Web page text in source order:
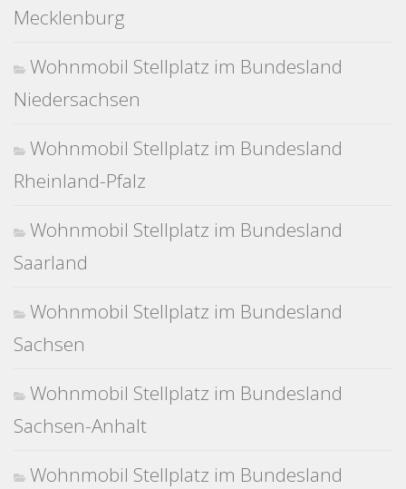
Mecklenburg
Wohnmobil Stellplatz im Bundesland
Niedersachsen
Wohnmobil Stellplatz im Bundesland
Rheinland-Pfalz
Wohnmobil Stellplatz im Bundesland
Saarland
Wohnmobil Stellplatz im Bundesland
Sachsen
Wohnmobil Stellplatz im Bundesland
Sachsen-Anhalt
Wohnmobil Stellplatz im Bundesland